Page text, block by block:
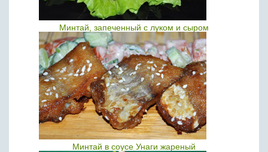
Минтай, запеченный с луком и сыром
Минтай в соусе Унаги жареный